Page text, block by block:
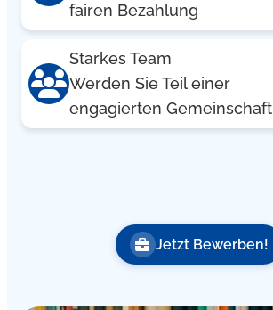
fairen Bezahlung
Starkes Team
Werden Sie Teil einer
engagierten Gemeinschaft
Jetzt Bewerben!